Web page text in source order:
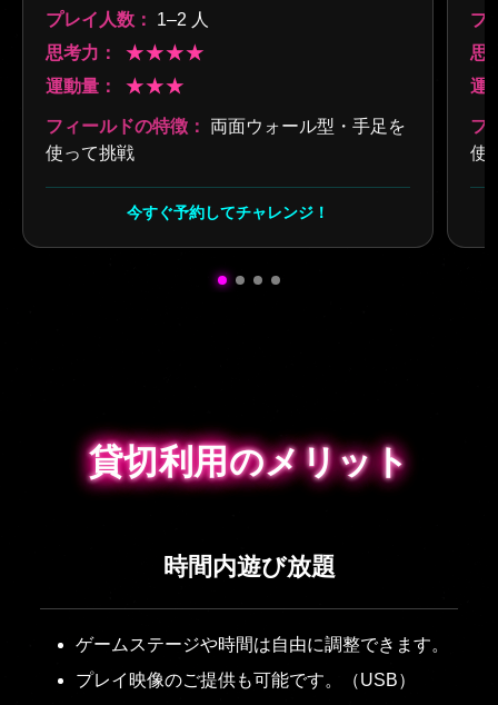
プレイ人数：
1–2 人
思考力：
★★★★
運動量：
★★★
フィールドの特徴：
両面ウォール型・手足を
使って挑戦
今すぐ予約してチャレンジ！
プ
思
運
フ
使
貸切利用のメリット
貸切利用のメリット
時間内遊び放題
ゲームステージや時間は自由に調整できます。
プレイ映像のご提供も可能です。（USB）